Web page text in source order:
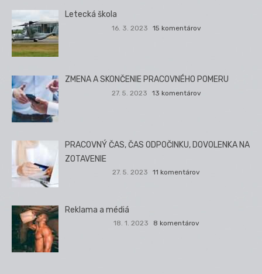
Letecká škola
16. 3. 2023 15 komentárov
ZMENA A SKONČENIE PRACOVNÉHO POMERU
27. 5. 2023 13 komentárov
PRACOVNÝ ČAS, ČAS ODPOČINKU, DOVOLENKA NA
ZOTAVENIE
27. 5. 2023 11 komentárov
Reklama a médiá
18. 1. 2023 8 komentárov